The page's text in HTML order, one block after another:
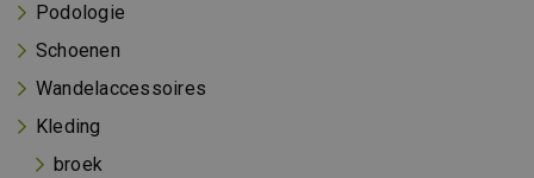
Podologie
Schoenen
Wandelaccessoires
Kleding
broek